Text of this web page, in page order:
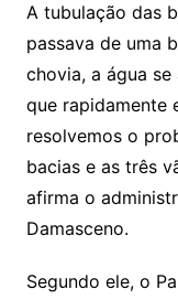
A tubulação das
passava de uma
chovia, a água se
que rapidamente
resolvemos o
bacias e as três
afirma o
Damasceno.
Segundo ele, o